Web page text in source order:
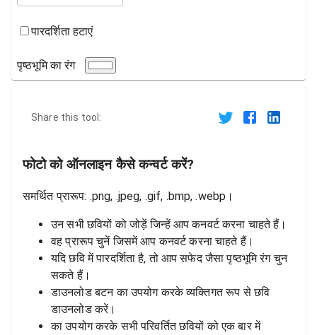
पारदर्शिता हटाएं
पृष्ठभूमि का रंग
Share this tool:
फोटो को ऑनलाइन कैसे कन्वर्ट करें?
समर्थित प्रारूप: .png, .jpeg, .gif, .bmp, .webp।
उन सभी छवियों को जोड़ें जिन्हें आप कनवर्ट करना चाहते हैं।
वह प्रारूप चुनें जिसमें आप कनवर्ट करना चाहते हैं।
यदि छवि में पारदर्शिता है, तो आप सफेद जैसा पृष्ठभूमि रंग चुन
सकते हैं।
डाउनलोड बटन का उपयोग करके व्यक्तिगत रूप से छवि
डाउनलोड करें।
का उपयोग करके सभी परिवर्तित छवियों को एक बार में